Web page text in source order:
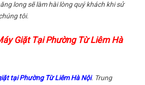
long sẽ làm hài lòng quý khách khi sử
tôi.
Giặt Tại Phường Từ Liêm Hà
tại Phường Từ Liêm Hà Nội. Trung